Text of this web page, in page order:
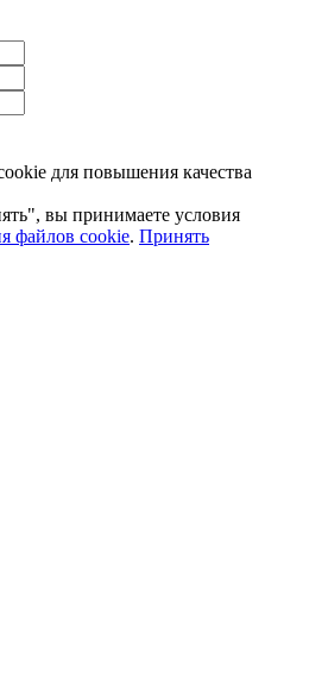
для повышения качества
вы принимаете условия
файлов cookie. Принять